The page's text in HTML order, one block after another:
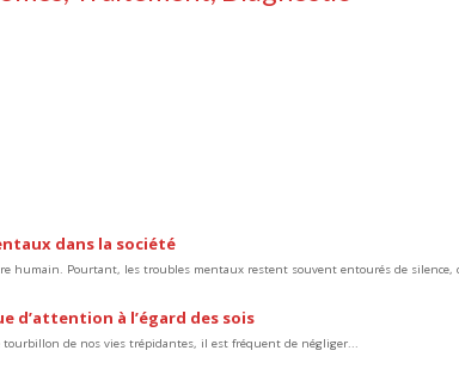
dans la société
humain. Pourtant, les troubles mentaux restent souvent entourés de silence,
d’attention à l’égard des sois
de nos vies trépidantes, il est fréquent de négliger...